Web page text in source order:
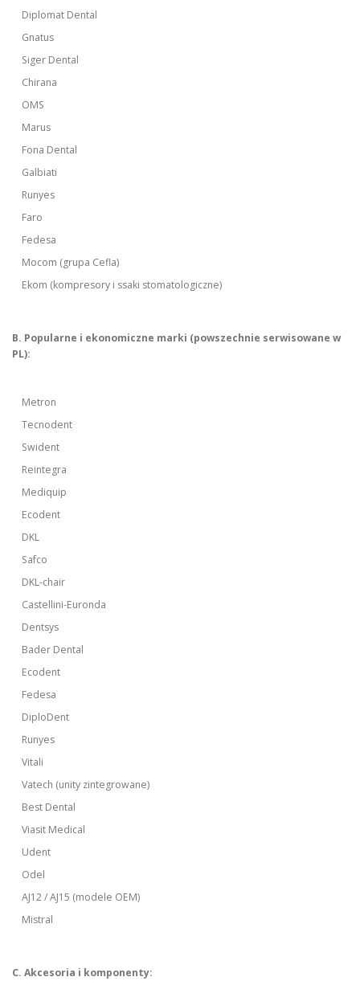
Diplomat Dental
Gnatus
Siger Dental
Chirana
OMS
Marus
Fona Dental
Galbiati
Runyes
Faro
Fedesa
Mocom (grupa Cefla)
Ekom (kompresory i ssaki stomatologiczne)
B. Popularne i ekonomiczne marki (powszechnie serwisowane w
PL):
Metron
Tecnodent
Swident
Reintegra
Mediquip
Ecodent
DKL
Safco
DKL-chair
Castellini-Euronda
Dentsys
Bader Dental
Ecodent
Fedesa
DiploDent
Runyes
Vitali
Vatech (unity zintegrowane)
Best Dental
Viasit Medical
Udent
Odel
AJ12 / AJ15 (modele OEM)
Mistral
C. Akcesoria i komponenty: